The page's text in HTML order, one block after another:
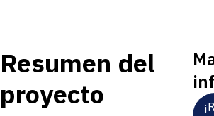
Resumen del
proyecto